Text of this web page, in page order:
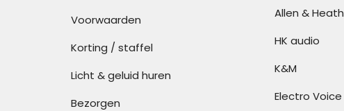
Voorwaarden
Korting / staffel
Licht & geluid huren
Bezorgen
Allen & Heath
HK audio
K&M
Electro Voice